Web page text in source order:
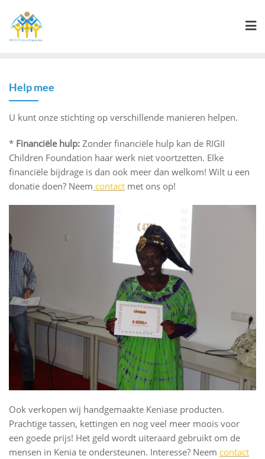
naar
Help mee
U kunt onze stichting op verschillende manieren helpen.
* Financiële hulp: Zonder financiële hulp kan de RIGII
Children Foundation haar werk niet voortzetten. Elke
financiële bijdrage is dan ook meer dan welkom! Wilt u een
donatie doen? Neem contact met ons op!
Ook verkopen wij handgemaakte Keniase producten.
Prachtige tassen, kettingen en nog veel meer moois voor
een goede prijs! Het geld wordt uiteraard gebruikt om de
mensen in Kenia te ondersteunen. Interesse? Neem contact